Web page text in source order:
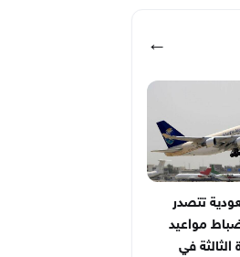
←
تتصدر
مواعيد
الثالثة في